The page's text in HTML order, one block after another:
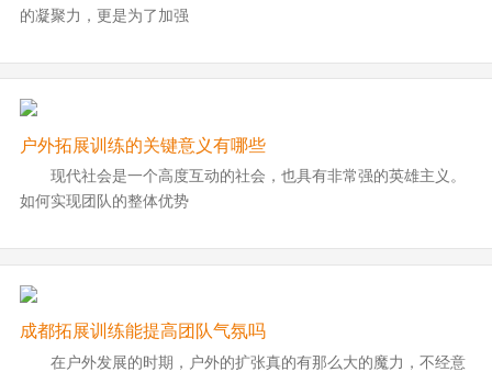
的凝聚力，更是为了加强
户外拓展训练的关键意义有哪些
现代社会是一个高度互动的社会，也具有非常强的英雄主义。
如何实现团队的整体优势
成都拓展训练能提高团队气氛吗
在户外发展的时期，户外的扩张真的有那么大的魔力，不经意